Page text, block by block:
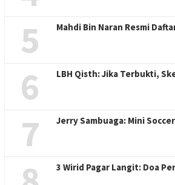
5 Mahdi Bin Naran Resmi
6 LBH Qisth: Jika Terbukti,
7 Jerry Sambuaga: Mini
3 Wirid Pagar Langit: Doa